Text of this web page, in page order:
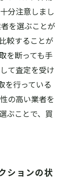
分注意しまし
を選ぶことが
較することが
を断っても手
て査定を受け
を行っている
の高い業者を
ぶことで、買
ションの状